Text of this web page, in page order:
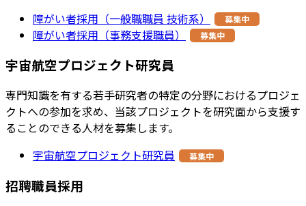
障がい者採用（一般職職員 技術系）
募集中
障がい者採用（事務支援職員） 募集中
宇宙航空プロジェクト研究員
専門知識を有する若手研究者の特定の分野におけるプロジェ
クトへの参加を求め、当該プロジェクトを研究面から支援す
ることのできる人材を募集します。
宇宙航空プロジェクト研究員
募集中
招聘職員採用